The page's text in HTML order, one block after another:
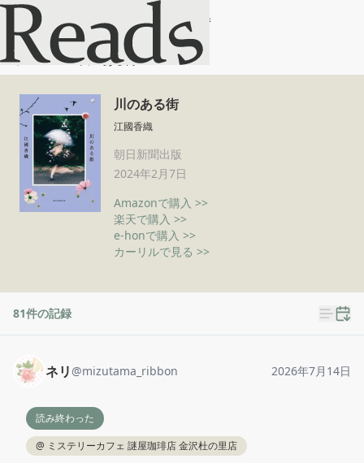
川のある街
ホーム 川のある街
川のある街
江國香織
朝日新聞出版
2024年2月7日
Amazonで購入 >>
楽天で購入 >>
e-honで購入 >>
カーリルで見る >>
81件の記録
ネリ @mizutama_ribbon 2026年7月14日
読み終わった
@ ミステリーカフェ 謎屋珈琲店 金沢杜の里店